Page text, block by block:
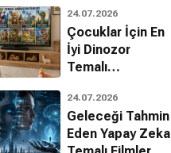
24.07.2026
Çocuklar İçin En
İyi Dinozor
Temalı
Filmleri
24.07.2026
Geleceği Tahmin
Eden Yapay Zeka